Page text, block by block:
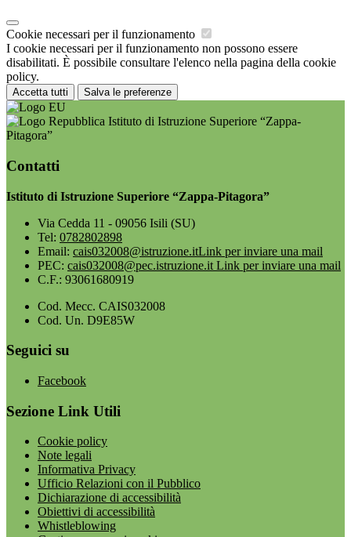
Cookie necessari per il funzionamento
I cookie necessari per il funzionamento non possono essere
disabilitati. È possibile consultare l'elenco nella pagina della cookie
policy.
Accetta tutti Salva le preferenze
Istituto di Istruzione Superiore “Zappa-
Pitagora”
Contatti
Istituto di Istruzione Superiore “Zappa-Pitagora”
Via Cedda 11 - 09056 Isili (SU)
Tel: 0782802898
Email: cais032008@istruzione.itLink per inviare una mail
PEC: cais032008@pec.istruzione.it Link per inviare una mail
C.F.: 93061680919
Cod. Mecc. CAIS032008
Cod. Un. D9E85W
Seguici su
Facebook
Sezione Link Utili
Cookie policy
Note legali
Informativa Privacy
Ufficio Relazioni con il Pubblico
Dichiarazione di accessibilità
Obiettivi di accessibilità
Whistleblowing